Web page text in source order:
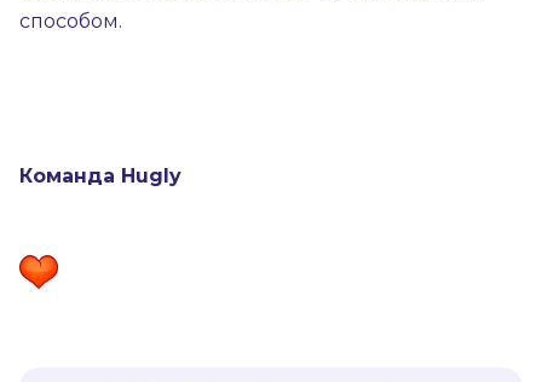
способом.
Команда Hugly